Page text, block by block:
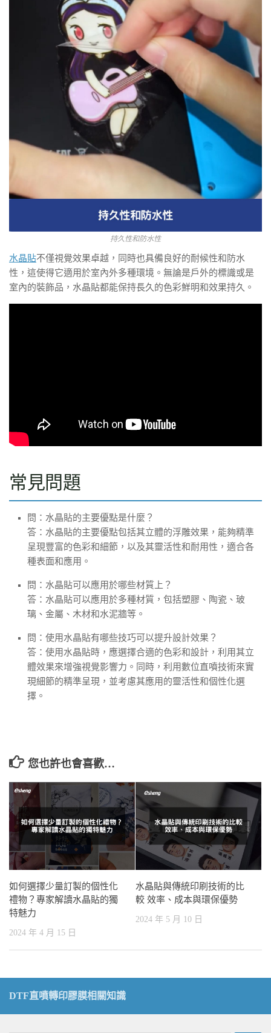
持久性和防水性
水晶貼不僅視覺效果卓越，同時也具備良好的耐候性和防水
性，這使得它適用於室內外多種環境。無論是戶外的標識或是
室內的裝飾品，水晶貼都能保持長久的色彩鮮明和效果持久。
常見問題
問：水晶貼的主要優點是什麼？
答：水晶貼的主要優點包括其立體的浮雕效果，能夠精準
呈現豐富的色彩和細節，以及其靈活性和耐用性，適合各
種表面和應用。
問：水晶貼可以應用於哪些材質上？
答：水晶貼可以應用於多種材質，包括塑膠、陶瓷、玻
璃、金屬、木材和水泥牆等。
問：使用水晶貼有哪些技巧可以提升設計效果？
答：使用水晶貼時，應選擇合適的色彩和設計，利用其立
體效果來增強視覺影響力。同時，利用數位直噴技術來實
現細節的精準呈現，並考慮其應用的靈活性和個性化選
擇。
您也許也會喜歡…
如何選擇少量訂製的個性化
禮物？專家解讀水晶貼的獨
特魅力
2024 年 4 月 15 日
水晶貼與傳統印刷技術的比
較 效率、成本與環保優勢
2024 年 5 月 10 日
DTF直噴轉印膠膜相關知識